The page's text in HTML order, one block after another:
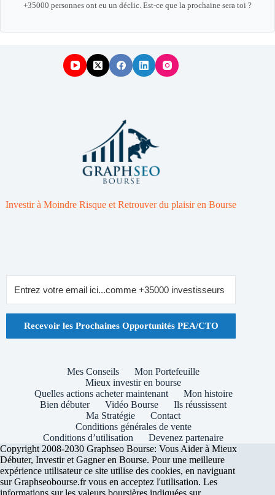
+35000 personnes ont eu un déclic. Est-ce que la prochaine sera toi ?
Investir à Moindre Risque et Retrouver du plaisir en Bourse
Recevoir les Prochaines Opportunités PEA/CTO
Mes Conseils
Mon Portefeuille
Mieux investir en bourse
Quelles actions acheter maintenant
Mon histoire
Bien débuter
Vidéo Bourse
Ils réussissent
Ma Stratégie
Contact
Conditions générales de vente
Conditions d’utilisation
Devenez partenaire
Copyright 2008-2030 Graphseo Bourse: Vous Aider à Mieux
Débuter, Investir et Gagner en Bourse. Pour une meilleure
expérience utilisateur ce site utilise des cookies, en naviguant
sur Graphseobourse.fr vous en acceptez l'utilisation. Les
informations sur les valeurs boursières indiquées sur